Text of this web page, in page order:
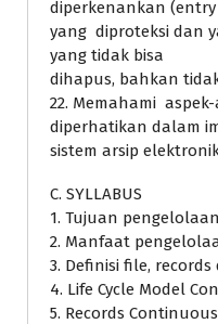
diperkenankan (entry
yang diproteksi dan
yang tidak bisa
dihapus, bahkan
22. Memahami
diperhatikan dalam
sistem arsip
C. SYLLABUS
1. Tujuan
2. Manfaat
3. Definisi file, records
4. Life Cycle Model
5. Records